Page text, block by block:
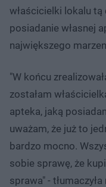
właścicielki lokalu
posiadanie własnej
największego
"W końcu
zostałam
apteka, jaką
uważam, że już to
bardzo mocno.
sobie sprawę, że
sprawa" -